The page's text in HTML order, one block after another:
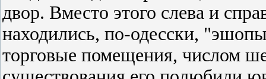
двор. Вместо этого слева и
находились, по-одесски,
торговые помещения, числом